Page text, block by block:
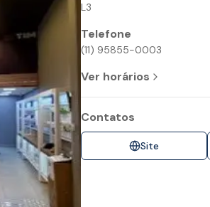
L3
Telefone
(11) 95855-0003
Ver horários
Contatos
Site